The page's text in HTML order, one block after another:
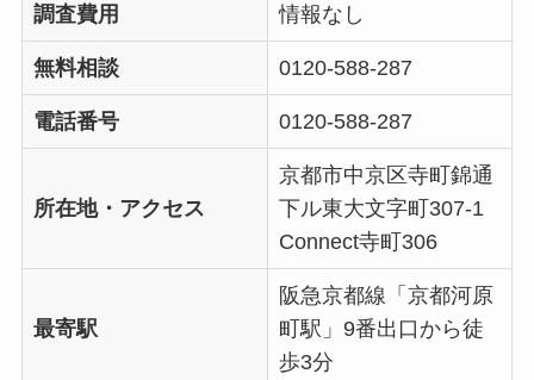
調査費用 情報なし
無料相談 0120-588-287
電話番号 0120-588-287
所在地・アクセス
京都市中京区寺町錦通
下ル東大文字町307-1
Connect寺町306
最寄駅
阪急京都線「京都河原
町駅」9番出口から徒
歩3分